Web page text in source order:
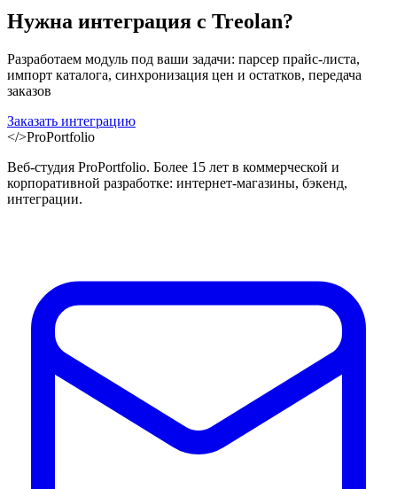
Нужна интеграция с Treolan?
Разработаем модуль под ваши задачи: парсер прайс-листа,
импорт каталога, синхронизация цен и остатков, передача
заказов
Заказать интеграцию
</>ProPortfolio
Веб-студия ProPortfolio. Более 15 лет в коммерческой и
корпоративной разработке: интернет-магазины, бэкенд,
интеграции.